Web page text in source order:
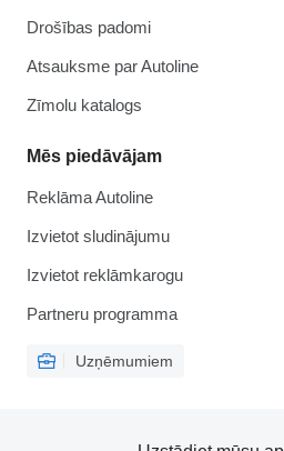
Drošības padomi
Atsauksme par Autoline
Zīmolu katalogs
Mēs piedāvājam
Reklāma Autoline
Izvietot sludinājumu
Izvietot reklāmkarogu
Partneru programma
Uzņēmumiem